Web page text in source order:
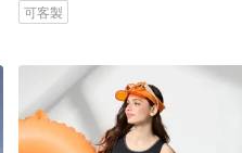
可客製